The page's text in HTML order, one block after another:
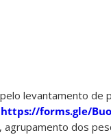
levantamento
https://forms.gle/
agrupamento dos